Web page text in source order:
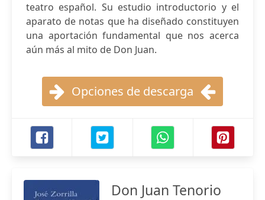
teatro español. Su estudio introductorio y el
aparato de notas que ha diseñado constituyen
una aportación fundamental que nos acerca
aún más al mito de Don Juan.
Opciones de descarga
Don Juan Tenorio